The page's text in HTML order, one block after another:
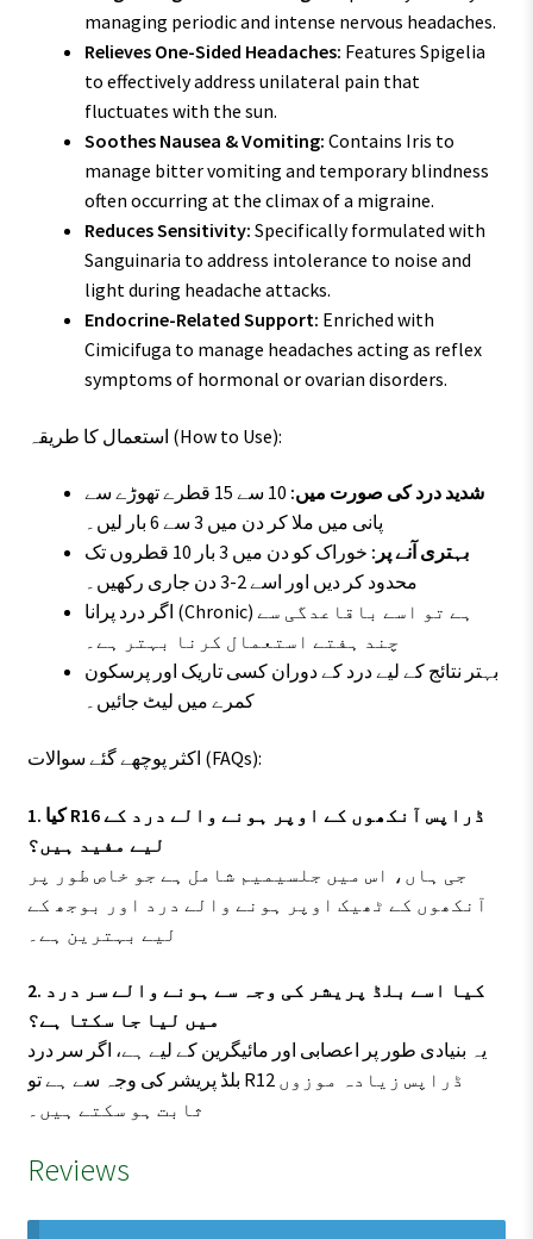
managing periodic and intense nervous headaches.
Relieves One-Sided Headaches: Features Spigelia
to effectively address unilateral pain that
fluctuates with the sun.
Soothes Nausea & Vomiting: Contains Iris to
manage bitter vomiting and temporary blindness
often occurring at the climax of a migraine.
Reduces Sensitivity: Specifically formulated with
Sanguinaria to address intolerance to noise and
light during headache attacks.
Endocrine-Related Support: Enriched with
Cimicifuga to manage headaches acting as reflex
symptoms of hormonal or ovarian disorders.
استعمال کا طریقہ (How to Use):
شدید درد کی صورت میں:
10 سے 15 قطرے تھوڑے سے
پانی میں ملا کر دن میں 3 سے 6 بار لیں۔
بہتری آنے پر:
خوراک کو دن میں 3 بار 10 قطروں تک
محدود کر دیں اور اسے 2-3 دن جاری رکھیں۔
اگر درد پرانا (Chronic) ہے تو اسے باقاعدگی سے
چند ہفتے استعمال کرنا بہتر ہے۔
بہتر نتائج کے لیے درد کے دوران کسی تاریک اور پرسکون
کمرے میں لیٹ جائیں۔
اکثر پوچھے گئے سوالات (FAQs):
1. کیا R16 ڈراپس آنکھوں کے اوپر ہونے والے درد کے
لیے مفید ہیں؟
جی ہاں، اس میں جلسیمیم شامل ہے جو خاص طور پر
آنکھوں کے ٹھیک اوپر ہونے والے درد اور بوجھ کے
لیے بہترین ہے۔
2. کیا اسے بلڈ پریشر کی وجہ سے ہونے والے سر درد
میں لیا جا سکتا ہے؟
یہ بنیادی طور پر اعصابی اور مائیگرین کے لیے ہے، اگر سر درد
بلڈ پریشر کی وجہ سے ہے تو R12 ڈراپس زیادہ موزوں
ثابت ہو سکتے ہیں۔
Reviews